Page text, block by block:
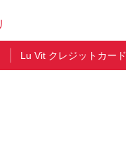
Lu Vit クレジットカード